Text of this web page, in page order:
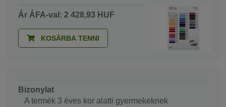
Ár ÁFA-val: 2 428,93 HUF
KOSÁRBA TENNI
Bizonylat
A termék 3 éves kor alatti gyermekeknek